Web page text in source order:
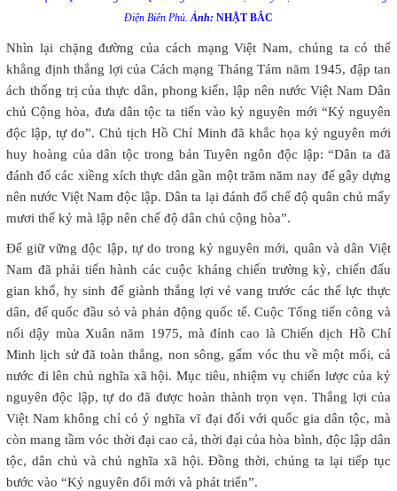
Điện Biên Phủ. Ảnh: NHẬT BẮC
Nhìn lại chặng đường của cách mạng Việt Nam, chúng ta có thể
khẳng định thắng lợi của Cách mạng Tháng Tám năm 1945, đập tan
ách thống trị của thực dân, phong kiến, lập nên nước Việt Nam Dân
chủ Cộng hòa, đưa dân tộc ta tiến vào kỷ nguyên mới “Kỷ nguyên
độc lập, tự do”. Chủ tịch Hồ Chí Minh đã khắc họa kỷ nguyên mới
huy hoàng của dân tộc trong bản Tuyên ngôn độc lập: “Dân ta đã
đánh đổ các xiềng xích thực dân gần một trăm năm nay để gây dựng
nên nước Việt Nam độc lập. Dân ta lại đánh đổ chế độ quân chủ mấy
mươi thế kỷ mà lập nên chế độ dân chủ cộng hòa”.
Để giữ vững độc lập, tự do trong kỷ nguyên mới, quân và dân Việt
Nam đã phải tiến hành các cuộc kháng chiến trường kỳ, chiến đấu
gian khổ, hy sinh để giành thắng lợi vẻ vang trước các thế lực thực
dân, đế quốc đầu sỏ và phản động quốc tế. Cuộc Tổng tiến công và
nổi dậy mùa Xuân năm 1975, mà đỉnh cao là Chiến dịch Hồ Chí
Minh lịch sử đã toàn thắng, non sông, gấm vóc thu về một mối, cả
nước đi lên chủ nghĩa xã hội. Mục tiêu, nhiệm vụ chiến lược của kỷ
nguyên độc lập, tự do đã được hoàn thành trọn vẹn. Thắng lợi của
Việt Nam không chỉ có ý nghĩa vĩ đại đối với quốc gia dân tộc, mà
còn mang tầm vóc thời đại cao cả, thời đại của hòa bình, độc lập dân
tộc, dân chủ và chủ nghĩa xã hội. Đồng thời, chúng ta lại tiếp tục
bước vào “Kỷ nguyên đổi mới và phát triển”.